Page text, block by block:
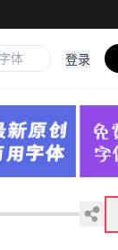
登录